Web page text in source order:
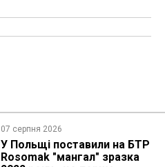
07 серпня 2026
У Польщі поставили на БТР
Rosomak "мангал" зразка